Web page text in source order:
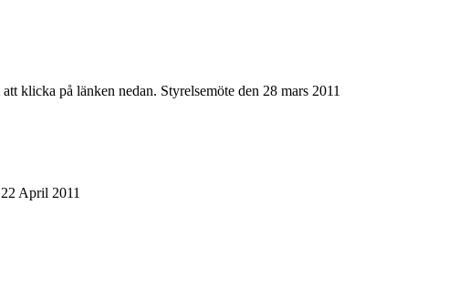
klicka på länken nedan. Styrelsemöte den 28 mars 2011
April 2011